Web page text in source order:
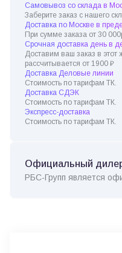
Самовывоз со склада в
Заберите заказ с нашего
Доставка по Москве в
При сумме заказа от 30
Срочная доставка день в
Доставим ваш заказ в этот
рассчитывается от 1900 ₽
Доставка Деловые линии
Стоимость по тарифам ТК.
Доставка СДЭК
Стоимость по тарифам ТК.
Экспресс-доставка
Стоимость по тарифам ТК.
Официальный
РБС-Групп является